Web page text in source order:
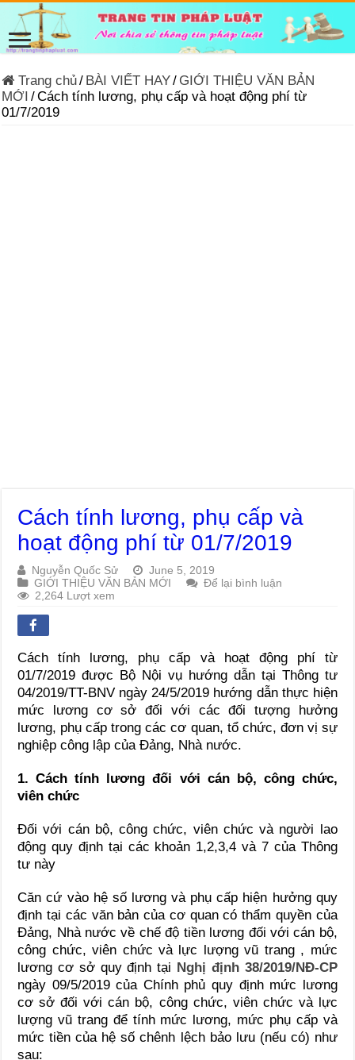
Trang chủ/ BÀI VIẾT HAY/ GIỚI THIỆU VĂN BẢN
MỚI /Cách tính lương, phụ cấp và hoạt động phí từ
01/7/2019
Cách tính lương, phụ cấp và
hoạt động phí từ 01/7/2019
Nguyễn Quốc Sử
June 5, 2019
GIỚI THIỆU VĂN BẢN MỚI
Để lại bình luận
2,264 Lượt xem
Cách tính lương, phụ cấp và hoạt động phí từ
01/7/2019 được Bộ Nội vụ hướng dẫn tại Thông tư
04/2019/TT-BNV ngày 24/5/2019 hướng dẫn thực hiện
mức lương cơ sở đối với các đối tượng hưởng
lương, phụ cấp trong các cơ quan, tổ chức, đơn vị sự
nghiệp công lập của Đảng, Nhà nước.
1. Cách tính lương đối với cán bộ, công chức,
viên chức
Đối với cán bộ, công chức, viên chức và người lao
động quy định tại các khoản 1,2,3,4 và 7 của Thông
tư này
Căn cứ vào hệ số lương và phụ cấp hiện hưởng quy
định tại các văn bản của cơ quan có thẩm quyền của
Đảng, Nhà nước về chế độ tiền lương đối với cán bộ,
công chức, viên chức và lực lượng vũ trang , mức
lương cơ sở quy định tại Nghị định 38/2019/NĐ-CP
ngày 09/5/2019 của Chính phủ quy định mức lương
cơ sở đối với cán bộ, công chức, viên chức và lực
lượng vũ trang để tính mức lương, mức phụ cấp và
mức tiền của hệ số chênh lệch bảo lưu (nếu có) như
sau: